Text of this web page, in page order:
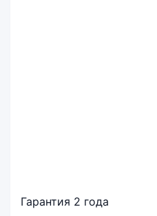
Гарантия 2 года